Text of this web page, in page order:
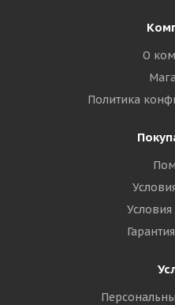
О
Политика
Условия